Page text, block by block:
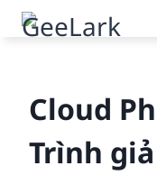
Skip
Cloud
Trình